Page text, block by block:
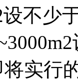
设不少
实行